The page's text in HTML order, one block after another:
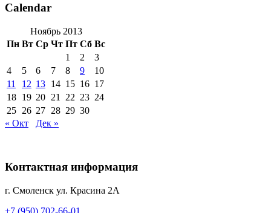
Calendar
Ноябрь 2013
Пн Вт Ср Чт Пт Сб Вс
1
2
3
4
5 6 7 8 9
10
11
12 13 14 15 16 17
18 19 20 21 22 23 24
25 26 27 28 29 30
« Окт
Дек »
Контактная информация
г. Смоленск ул. Красина 2А
+7 (950) 702-66-01